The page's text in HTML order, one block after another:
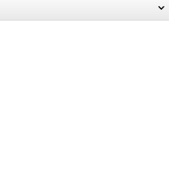
Mazda.
eingebaute Radio gegen ein
) aus steuern können,
um beides wieder